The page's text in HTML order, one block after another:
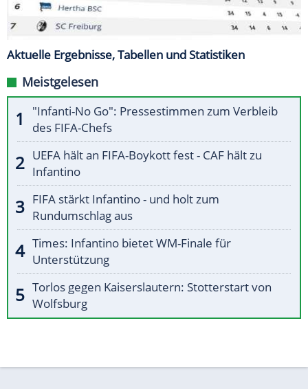
Aktuelle Ergebnisse, Tabellen und Statistiken
Meistgelesen
"Infanti-No Go": Pressestimmen zum Verbleib
des FIFA-Chefs
UEFA hält an FIFA-Boykott fest - CAF hält zu
Infantino
FIFA stärkt Infantino - und holt zum
Rundumschlag aus
Times: Infantino bietet WM-Finale für
Unterstützung
Torlos gegen Kaiserslautern: Stotterstart von
Wolfsburg